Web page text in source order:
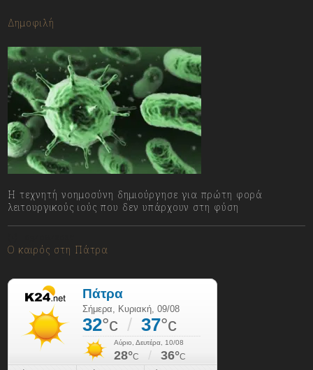
Δημοφιλή
Η τεχνητή νοημοσύνη δημιούργησε για πρώτη φορά
λειτουργικούς ιούς που δεν υπάρχουν στη φύση
Ο καιρός στη Πάτρα